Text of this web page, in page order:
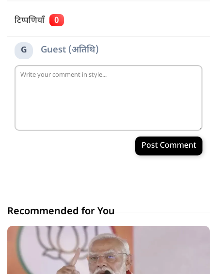
टिप्पणियाँ 0
G Guest (अतिथि)
Post Comment
Recommended for You